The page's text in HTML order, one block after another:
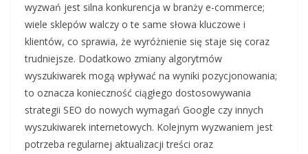
wyzwań jest silna konkurencja w branży e-commerce;
wiele sklepów walczy o te same słowa kluczowe i
klientów, co sprawia, że wyróżnienie się staje się coraz
trudniejsze. Dodatkowo zmiany algorytmów
wyszukiwarek mogą wpływać na wyniki pozycjonowania;
to oznacza konieczność ciągłego dostosowywania
strategii SEO do nowych wymagań Google czy innych
wyszukiwarek internetowych. Kolejnym wyzwaniem jest
potrzeba regularnej aktualizacji treści oraz